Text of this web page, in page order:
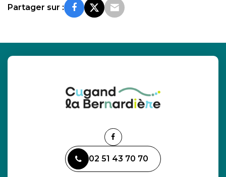
Partager sur :
Lien
le
compte
02 51 43 70 70